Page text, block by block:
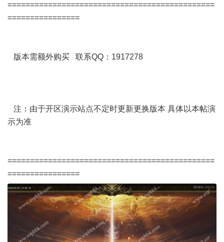
==============================================
================
版本需额外购买 联系QQ：1917278
注：由于开区演示站点不定时更新更换版本 具体以本帖演
示为准
==============================================
================